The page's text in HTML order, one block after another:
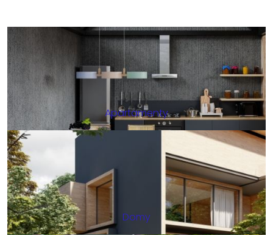
Apartamenty
Domy